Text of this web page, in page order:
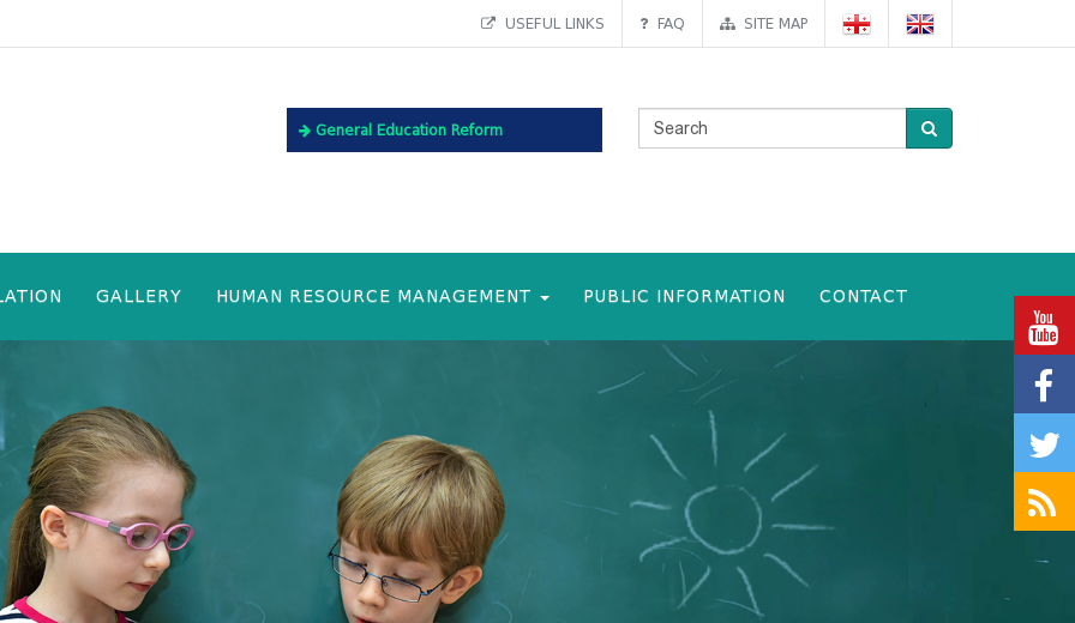
USEFUL LINKS FAQ SITE MAP
General Education Reform
GALLERY HUMAN RESOURCE MANAGEMENT PUBLIC INFORMATION CONTACT